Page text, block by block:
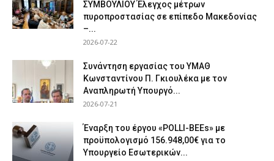
ΣΥΜΒΟΥΛΙΟΥ Έλεγχος μέτρων
πυροπροστασίας σε επίπεδο Μακεδονίας
–...
2026-07-22
Συνάντηση εργασίας του ΥΜΑΘ
Κωνσταντίνου Π. Γκιουλέκα με τον
Αναπληρωτή Υπουργό...
2026-07-21
Έναρξη του έργου «POLLI-BEEs» με
προϋπολογισμό 156.948,00€ για το
Υπουργείο Εσωτερικών...